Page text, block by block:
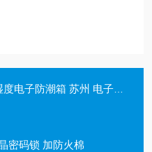
子防潮箱 苏州 电子干燥柜 6门
密码锁 加防火棉